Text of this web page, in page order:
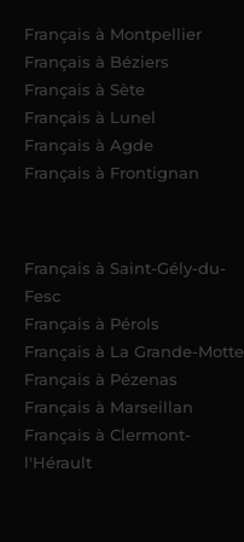
Français à Montpellier
Français à Béziers
Français à Sète
Français à Lunel
Français à Agde
Français à Frontignan
Français à Saint-Gély-du-
Fesc
Français à Pérols
Français à La Grande-Motte
Français à Pézenas
Français à Marseillan
Français à Clermont-
l'Hérault